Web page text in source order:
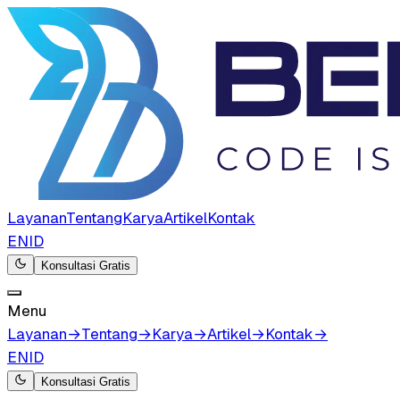
LayananTentangKaryaArtikelKontak
ENID
Konsultasi Gratis
Menu
Layanan→Tentang→Karya→Artikel→Kontak→
ENID
Konsultasi Gratis